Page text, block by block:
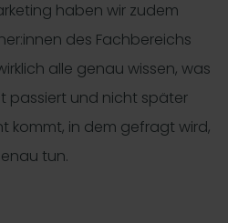
haben wir zudem
des Fachbereichs
alle genau wissen, was
passiert und nicht später
kommt, in dem gefragt wird,
tun.